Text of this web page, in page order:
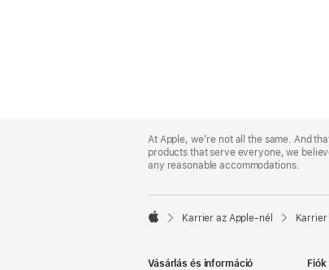
Footer
At Apple, we’re not all the same. And
products that serve everyone, we
any reasonable accommodations.

Karrier az Apple‑nél Karrier
Vásárlás és információ
Fiók